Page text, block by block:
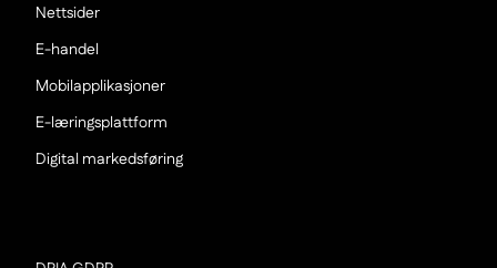
Nettsider
E-handel
Mobilapplikasjoner
E-læringsplattform
Digital markedsføring